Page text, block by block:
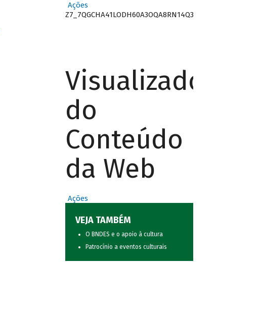
Ações
Z7_7QGCHA41LODH60A3OQA8RN14Q3
Visualizador
do
Conteúdo
da Web
Ações
VEJA TAMBÉM
O BNDES e o apoio à cultura
Patrocínio a eventos culturais